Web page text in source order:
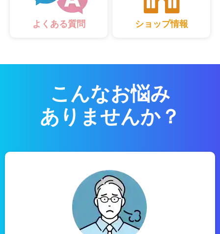
よくある質問 ショップ情報
こんなお悩み
ありませんか？